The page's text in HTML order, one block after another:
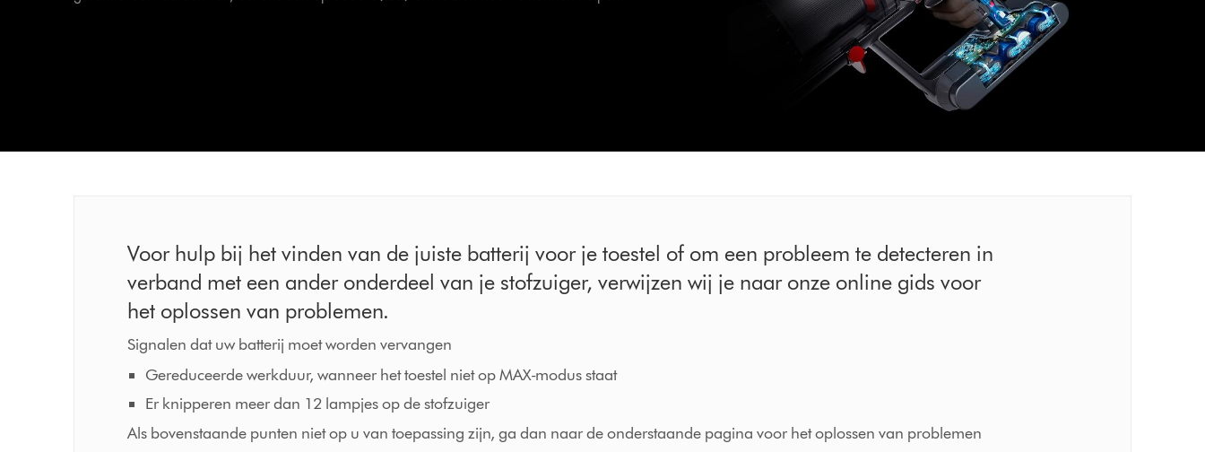
Voor hulp bij het vinden van de juiste batterij voor je toestel of om een probleem te detecteren in
verband met een ander onderdeel van je stofzuiger, verwijzen wij je naar onze online gids voor
het oplossen van problemen.
Signalen dat uw batterij moet worden vervangen
Gereduceerde werkduur, wanneer het toestel niet op MAX-modus staat
Er knipperen meer dan 12 lampjes op de stofzuiger
Als bovenstaande punten niet op u van toepassing zijn, ga dan naar de onderstaande pagina voor het oplossen van problemen